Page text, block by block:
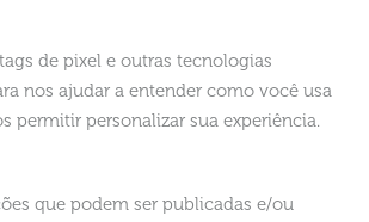
de pixel e outras tecnologias
nos ajudar a entender como você usa
permitir personalizar sua experiência.
que podem ser publicadas e/ou